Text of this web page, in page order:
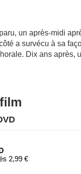
un après-midi
a survécu à sa
Dix ans après,
2,99 €